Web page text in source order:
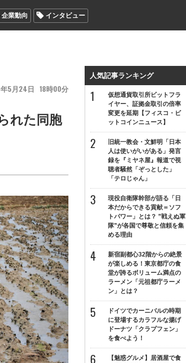
企業動向 インタビュー
5 24 18 00
れた同胞
人気記事ランキング
仮想通貨取引所ビットフラ
イヤー、証拠金取引の倍率
変更を延期【フィスコ・ビ
ットコインニュース】
旧統一教会・文鮮明「日本
人は使いがいがある」発言
録を『ミヤネ屋』報道で視
聴者騒然「ぞっとした」
「テロじゃん」
現役自衛隊幹部が語る「日
本だからできる貢献＝ソフ
トパワー」とは？ ”戦えぬ軍
隊”が各国で尊敬と信頼を集
める理由
新宿副都心32階からの絶景
が楽しめる！東京都庁の食
堂が誇るボリューム満点の
ラーメン「元祖都庁ラーメ
ン」とは？
ドイツでカーニバルの時期
に登場するカラフルな揚げ
ドーナツ「クラプフェン」
を食べよう！
【魅惑グルメ】居酒屋で食